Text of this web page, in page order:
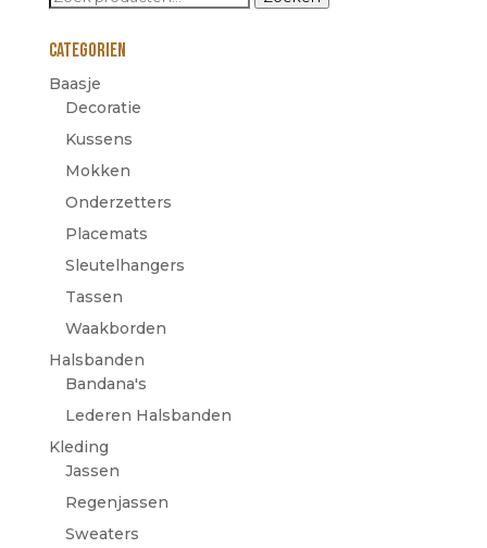
Categorien
Baasje
Decoratie
Kussens
Mokken
Onderzetters
Placemats
Sleutelhangers
Tassen
Waakborden
Halsbanden
Bandana's
Lederen Halsbanden
Kleding
Jassen
Regenjassen
Sweaters